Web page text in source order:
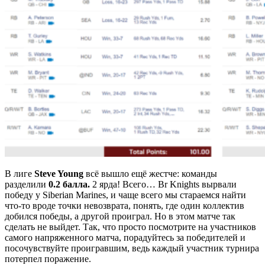
В лиге Steve Young всё вышло ещё жестче: команды
разделили 0.2 балла. 2 ярда! Всего… Br Knights вырвали
победу у Siberian Marines, и чаще всего мы стараемся найти
что-то вроде точки невозврата, понять, где один коллектив
добился победы, а другой проиграл. Но в этом матче так
сделать не выйдет. Так, что просто посмотрите на участников
самого напряженного матча, порадуйтесь за победителей и
посочувствуйте проигравшим, ведь каждый участник турнира
потерпел поражение.